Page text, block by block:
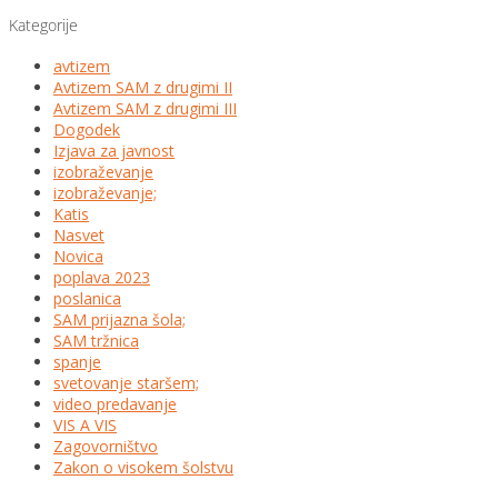
Kategorije
avtizem
Avtizem SAM z drugimi II
Avtizem SAM z drugimi III
Dogodek
Izjava za javnost
izobraževanje
izobraževanje;
Katis
Nasvet
Novica
poplava 2023
poslanica
SAM prijazna šola;
SAM tržnica
spanje
svetovanje staršem;
video predavanje
VIS A VIS
Zagovorništvo
Zakon o visokem šolstvu